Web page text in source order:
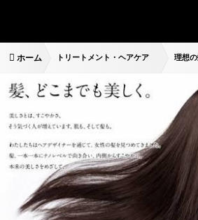
ホーム トリートメント・ヘアケア 理想